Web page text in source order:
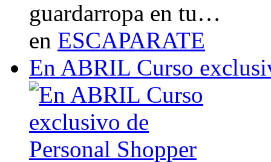
guardarropa en tu…
en ESCAPARATE
En ABRIL Curso